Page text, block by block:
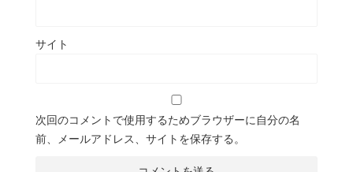
サイト
次回のコメントで使用するためブラウザーに自分の名
前、メールアドレス、サイトを保存する。